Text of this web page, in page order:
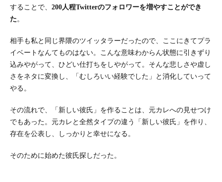
することで、 200人程Twitterのフォロワーを増やすことができ
た。
相手も私と同じ界隈のツイッタラーだったので、ここにきてプラ
イベートなんてものはない。こんな意味わからん状態に引きずり
込みやがって、ひどい仕打ちをしやがって。そんな悲しさや虚し
さをネタに変換し、「むしろいい経験でした」と消化していって
やる。
その流れで、「新しい彼氏」を作ることは、元カレへの見せつけ
でもあった。元カレと全然タイプの違う「新しい彼氏」を作り、
存在を公表し、しっかりと幸せになる。
そのために始めた彼氏探しだった。